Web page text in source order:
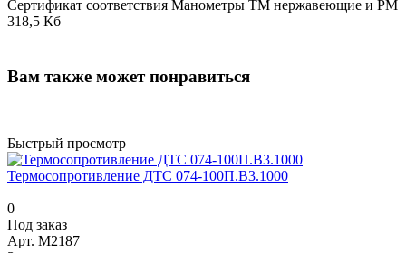
Сертификат соответствия Манометры ТМ нержавеющие и РМ
318,5 Кб
Вам также может понравиться
Быстрый просмотр
Термосопротивление ДТС 074-100П.В3.1000
0
Под заказ
Арт. M2187